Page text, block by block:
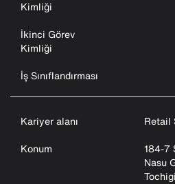
Kimliği
İkinci Görev
Kimliği
İş Sınıflandırması
Kariyer alanı
Retail
Konum
184-7
Nasu